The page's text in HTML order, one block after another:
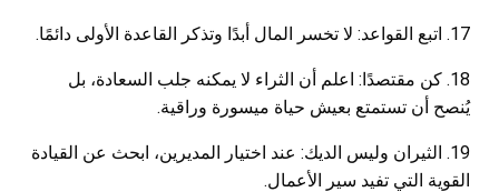
17. اتبع القواعد: لا تخسر المال أبدًا وتذكر القاعدة الأولى دائمًا.
18. كن مقتصدًا: اعلم أن الثراء لا يمكنه جلب السعادة، بل
يُنصح أن تستمتع بعيش حياة ميسورة وراقية.
19. الثيران وليس الديك: عند اختيار المديرين، ابحث عن القيادة
القوية التي تفيد سير الأعمال.